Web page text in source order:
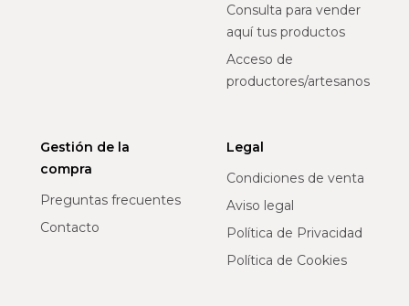
Consulta para vender
aquí tus productos
Acceso de
productores/artesanos
Gestión de la
compra
Preguntas frecuentes
Contacto
Legal
Condiciones de venta
Aviso legal
Política de Privacidad
Política de Cookies